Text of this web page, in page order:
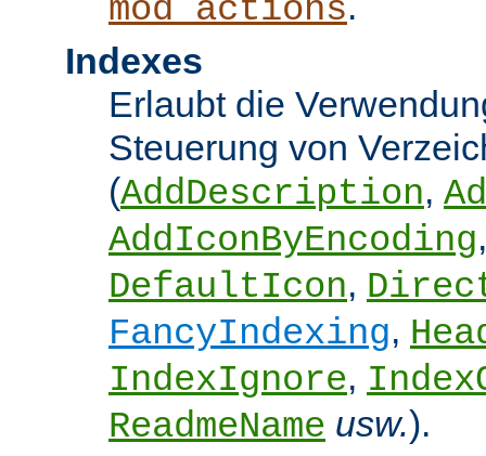
mod_actions
Indexes
Erlaubt die
Steuerung von
(AddDescription,
AddIconByEncoding
DefaultIcon,
FancyIndexing,
IndexIgnore,
ReadmeName usw.).